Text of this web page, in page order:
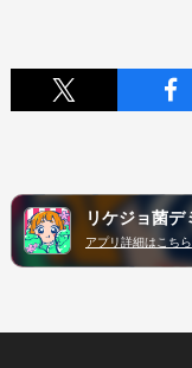
アプリ詳細はこちら